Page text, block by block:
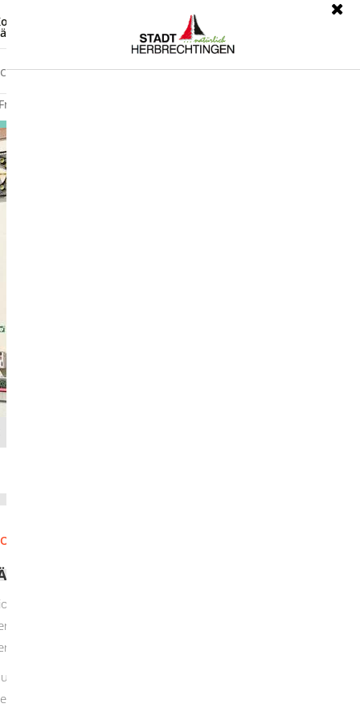
Leichte Sprache
O
STOFFEN ANZEIGEN
Stoffen, zum Beispiel Schwarz-
umgehen oder mit diesen handeln
Dritten haben oberste Priorität beim
vorgeschriebenen Schutzmaßnahmen im